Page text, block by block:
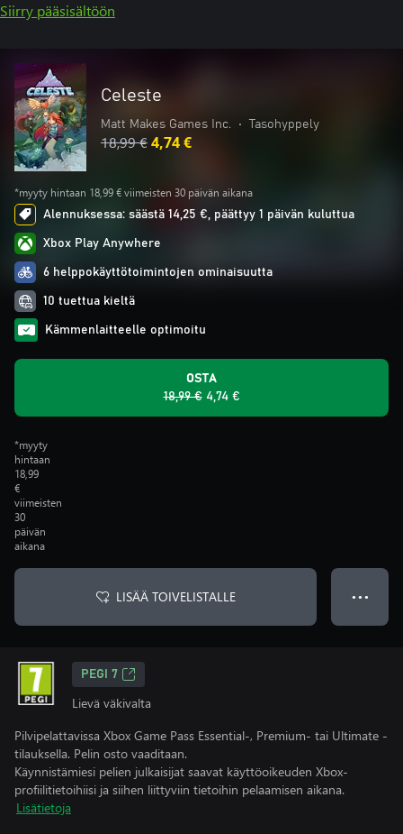
Siirry pääsisältöön
Celeste
Matt Makes Games Inc. • Tasohyppely
18,99 €4,74 €
*myyty hintaan 18,99 € viimeisten 30 päivän aikana
Alennuksessa: säästä 14,25 €, päättyy 1 päivän kuluttua
Xbox Play Anywhere
6 helppokäyttötoimintojen ominaisuutta
10 tuettua kieltä
Kämmenlaitteelle optimoitu
OSTA
18,99 € 4,74 €
*myyty
hintaan
18,99
€
viimeisten
30
päivän
aikana
LISÄÄ TOIVELISTALLE ● ● ●
PEGI 7
Lievä väkivalta
Pilvipelattavissa Xbox Game Pass Essential-, Premium- tai Ultimate -
tilauksella. Pelin osto vaaditaan.
Käynnistämiesi pelien julkaisijat saavat käyttöoikeuden Xbox-
profiilitietoihiisi ja siihen liittyviin tietoihin pelaamisen aikana.
Lisätietoja